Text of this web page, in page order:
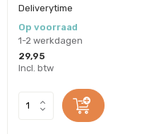
Deliverytime
Op voorraad
1-2 werkdagen
29,95
Incl. btw